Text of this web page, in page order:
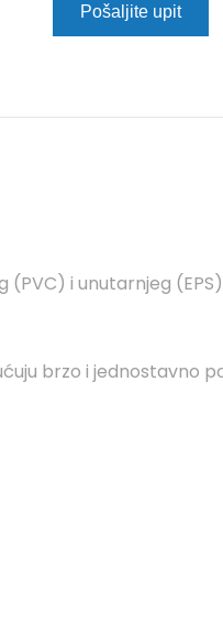
Pošaljite upit
i unutarnjeg
brzo i jednostavno